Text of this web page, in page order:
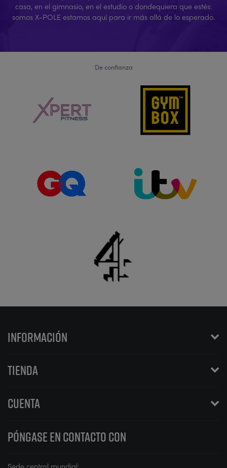
casa, en el gimnasio, en el estudio o dondequiera que estés:
somos X-POLE estamos aquí para ir más allá de lo esperado.
De confianza
INFORMACIÓN
TIENDA
CUENTA
PÓNGASE EN CONTACTO CON